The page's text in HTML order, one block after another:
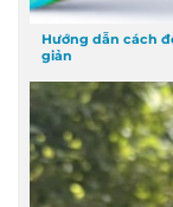
Hướng dẫn cách
giản